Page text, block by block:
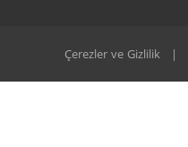
Çerezler ve Gizlilik |